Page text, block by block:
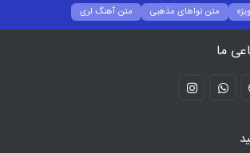
ویژه متن نواهای مذهبی
متن آهنگ لری
متن آهنگ رپ متن آهنگ خارجی
متن آهنگ ترکی
بیوگرافی خواننده ها
ما